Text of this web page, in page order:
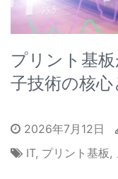
プリント基
子技術の核
2026年7月12日
IT, プリント基板,